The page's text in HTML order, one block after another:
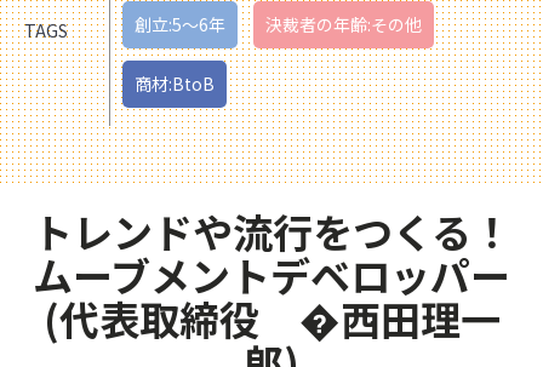
TAGS 創立:5〜6年 決裁者の年齢:その他
商材:BtoB
トレンドや流行をつくる！
ムーブメントデベロッパー
(代表取締役 �西田理一